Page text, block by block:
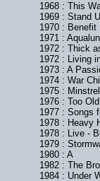
1968 : This
1969 : Stand
1970 : Benefit
1971 :
1972 : Thick
1972 : Living
1973 : A
1974 : War
1975 :
1976 : Too
1977 : Songs
1978 : Heavy
1978 : Live -
1979 :
1980 : A
1982 : The
1984 : Under